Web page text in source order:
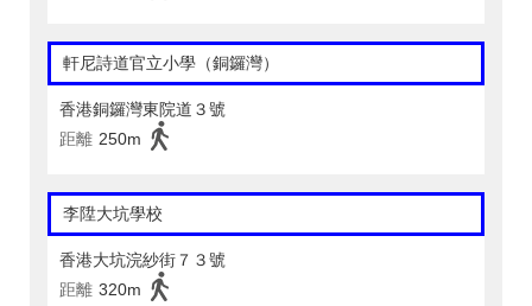
軒尼詩道官立小學（銅鑼灣）
香港銅鑼灣東院道３號
距離 250m
李陞大坑學校
香港大坑浣紗街７３號
距離 320m